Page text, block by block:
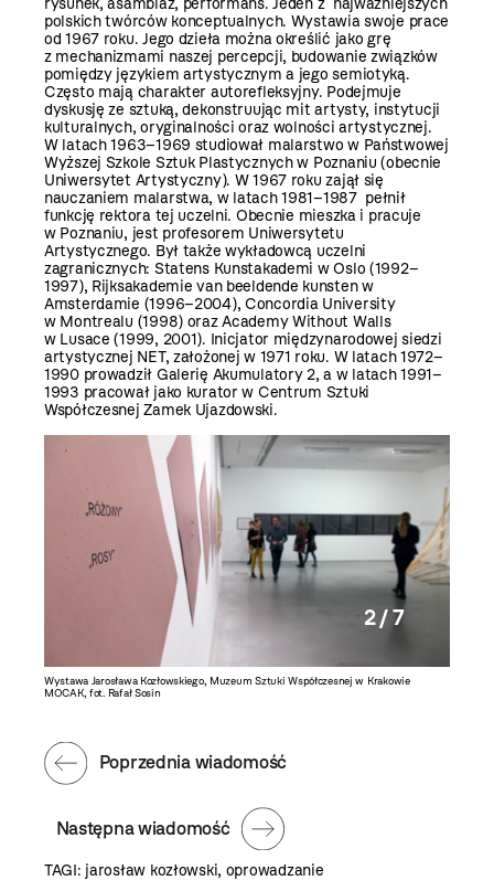
polskich twórców konceptualnych. Wystawia swoje prace
od 1967 roku. Jego dzieła można określić jako grę
z mechanizmami naszej percepcji, budowanie związków
pomiędzy językiem artystycznym a jego semiotyką.
Często mają charakter autorefleksyjny. Podejmuje
dyskusję ze sztuką, dekonstruując mit artysty, instytucji
kulturalnych, oryginalności oraz wolności artystycznej.
W latach 1963–1969 studiował malarstwo w Państwowej
Wyższej Szkole Sztuk Plastycznych w Poznaniu (obecnie
Uniwersytet Artystyczny). W 1967 roku zajął się
nauczaniem malarstwa, w latach 1981–1987 pełnił
funkcję rektora tej uczelni. Obecnie mieszka i pracuje
w Poznaniu, jest profesorem Uniwersytetu
Artystycznego. Był także wykładowcą uczelni
zagranicznych: Statens Kunstakademi w Oslo (1992–
1997), Rijksakademie van beeldende kunsten w
Amsterdamie (1996–2004), Concordia University
w Montrealu (1998) oraz Academy Without Walls
w Lusace (1999, 2001). Inicjator międzynarodowej siedzi
artystycznej NET, założonej w 1971 roku. W latach 1972–
1990 prowadził Galerię Akumulatory 2, a w latach 1991–
1993 pracował jako kurator w Centrum Sztuki
Współczesnej Zamek Ujazdowski.
Wystawa Jarosława Kozłowskiego, Muzeum Sztuki Współczesnej w Krakowie
MOCAK, fot. Rafał Sosin
2 / 7
Następna wiadomość
Poprzednia wiadomość
TAGI: jarosław kozłowski, oprowadzanie